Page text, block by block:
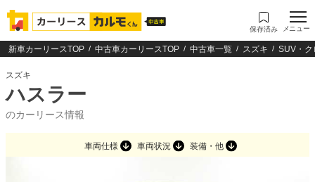
保存済み メニュー
新車カーリースTOP 中古車カーリースTOP 中古車一覧 スズキ SUV・ク
スズキ
ハスラー
のカーリース情報
車両仕様 車両状況 装備・他